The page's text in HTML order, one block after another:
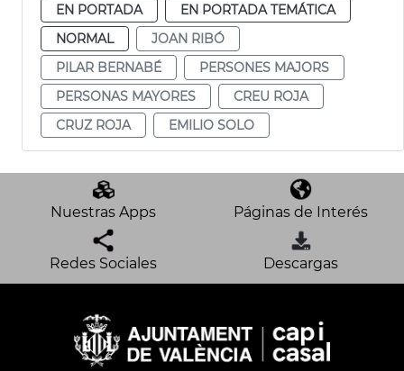
EN PORTADA
EN PORTADA TEMÁTICA
NORMAL
JOAN RIBÓ
PILAR BERNABÉ
PERSONES MAJORS
PERSONAS MAYORES
CREU ROJA
CRUZ ROJA
EMILIO SOLO
Nuestras Apps Páginas de Interés
Redes Sociales Descargas